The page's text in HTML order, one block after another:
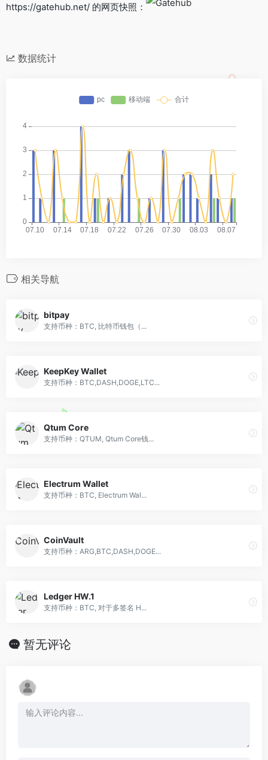
https://gatehub.net/ 的网页快照：
数据统计
相关导航
bitpay
支持币种：BTC, 比特币钱包（...
KeepKey Wallet
支持币种：BTC,DASH,DOGE,LTC...
Qtum Core
支持币种：QTUM, Qtum Core钱...
Electrum Wallet
支持币种：BTC, Electrum Wal...
CoinVault
支持币种：ARG,BTC,DASH,DOGE...
Ledger HW.1
支持币种：BTC, 对于多签名 H...
暂无评论